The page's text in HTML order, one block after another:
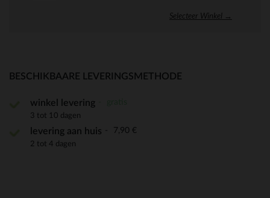
Selecteer Winkel →
BESCHIKBAARE LEVERINGSMETHODE
winkel levering
3 tot 10 dagen
levering aan huis 7,90 €
2 tot 4 dagen